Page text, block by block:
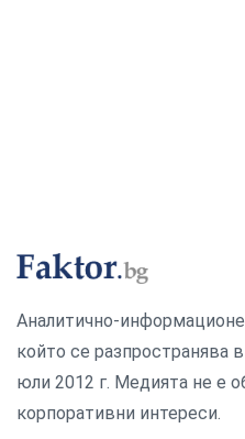
Аналитично-
който се разпространява
юли 2012 г. Медията не е
корпоративни интереси.